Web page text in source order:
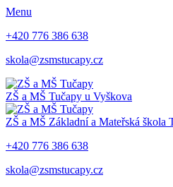
Menu
+420 776 386 638
skola@zsmstucapy.cz
ZŠ a MŠ Tučapy u Vyškova
ZŠ a MŠ Základní a Mateřská škola
+420 776 386 638
skola@zsmstucapy.cz